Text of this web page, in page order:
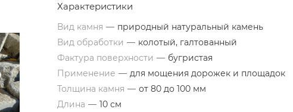
Характеристики
Вид камня — природный натуральный камень
Вид обработки — колотый, галтованный
Фактура поверхности — бугристая
Применение — для мощения дорожек и площадок
Толщина камня — от 80 до 100 мм
Длина — 10 см